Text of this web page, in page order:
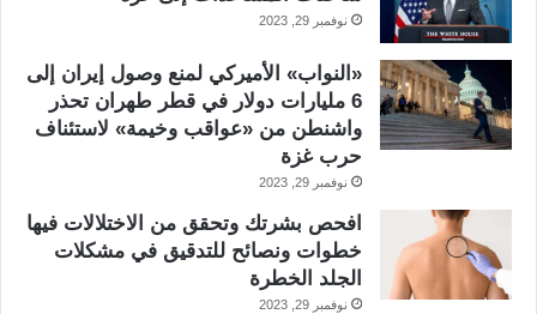
نوفمبر 29, 2023
«النواب» الأميركي لمنع وصول إيران إلى
6 مليارات دولار في قطر طهران تحذر
واشنطن من «عواقب وخيمة» لاستئناف
حرب غزة
نوفمبر 29, 2023
افحص بشرتك وتحقق من الاختلالات فيها
خطوات ونصائح للتدقيق في مشكلات
الجلد الخطرة
نوفمبر 29, 2023